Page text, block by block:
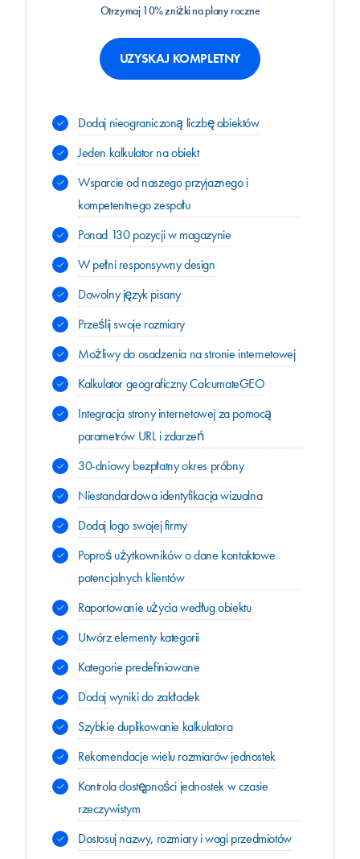
Otrzymaj 10% zniżki na plany roczne
UZYSKAJ KOMPLETNY
Dodaj nieograniczoną liczbę obiektów
Jeden kalkulator na obiekt
Wsparcie od naszego przyjaznego i
kompetentnego zespołu
Ponad 130 pozycji w magazynie
W pełni responsywny design
Dowolny język pisany
Prześlij swoje rozmiary
Możliwy do osadzenia na stronie internetowej
Kalkulator geograficzny CalcumateGEO
Integracja strony internetowej za pomocą
parametrów URL i zdarzeń
30-dniowy bezpłatny okres próbny
Niestandardowa identyfikacja wizualna
Dodaj logo swojej firmy
Poproś użytkowników o dane kontaktowe
potencjalnych klientów
Raportowanie użycia według obiektu
Utwórz elementy kategorii
Kategorie predefiniowane
Dodaj wyniki do zakładek
Szybkie duplikowanie kalkulatora
Rekomendacje wielu rozmiarów jednostek
Kontrola dostępności jednostek w czasie
rzeczywistym
Dostosuj nazwy, rozmiary i wagi przedmiotów